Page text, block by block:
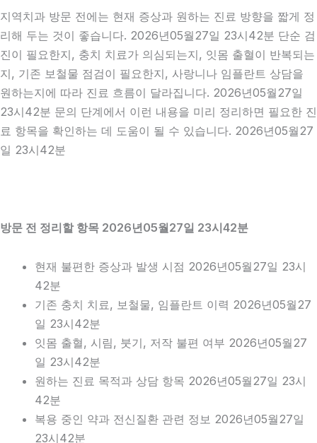
지역치과 방문 전에는 현재 증상과 원하는 진료 방향을 짧게 정
리해 두는 것이 좋습니다. 2026년05월27일 23시42분 단순 검
진이 필요한지, 충치 치료가 의심되는지, 잇몸 출혈이 반복되는
지, 기존 보철물 점검이 필요한지, 사랑니나 임플란트 상담을
원하는지에 따라 진료 흐름이 달라집니다. 2026년05월27일
23시42분 문의 단계에서 이런 내용을 미리 정리하면 필요한 진
료 항목을 확인하는 데 도움이 될 수 있습니다. 2026년05월27
일 23시42분
방문 전 정리할 항목 2026년05월27일 23시42분
현재 불편한 증상과 발생 시점 2026년05월27일 23시
42분
기존 충치 치료, 보철물, 임플란트 이력 2026년05월27
일 23시42분
잇몸 출혈, 시림, 붓기, 저작 불편 여부 2026년05월27
일 23시42분
원하는 진료 목적과 상담 항목 2026년05월27일 23시
42분
복용 중인 약과 전신질환 관련 정보 2026년05월27일
23시42분